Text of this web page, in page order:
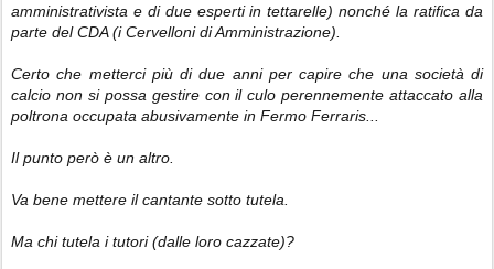
amministrativista e di due esperti in tettarelle) nonché la ratifica da
parte del CDA (i Cervelloni di Amministrazione).
Certo che metterci più di due anni per capire che una società di
calcio non si possa gestire con il culo perennemente attaccato alla
poltrona occupata abusivamente in Fermo Ferraris...
Il punto però è un altro.
Va bene mettere il cantante sotto tutela.
Ma chi tutela i tutori (dalle loro cazzate)?